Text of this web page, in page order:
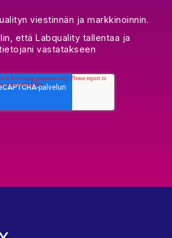
viestinnän ja markkinoinnin.
että Labquality tallentaa ja
vastatakseen